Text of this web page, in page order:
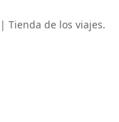
Tienda de los viajes.